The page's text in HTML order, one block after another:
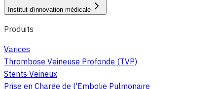
Institut d'innovation médicale
Produits
Varices
Thrombose Veineuse Profonde (TVP)
Stents Veineux
Prise en Charge de l'Embolie Pulmonaire